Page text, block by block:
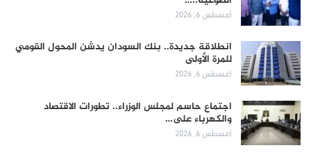
أغسطس 6, 2026
انطلاقة جديدة.. بنك السودان يدشن المحول القومي
للمرة الأولى
أغسطس 6, 2026
اجتماع حاسم لمجلس الوزراء.. تطورات الاقتصاد
والكهرباء على…
أغسطس 6, 2026